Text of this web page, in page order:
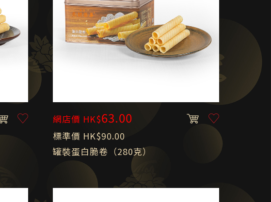
網店價 HK$63.00
標準價 HK$90.00
罐裝蛋白脆卷（280克）